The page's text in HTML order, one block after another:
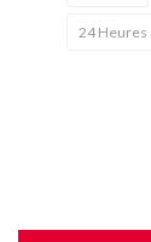
24 Heures